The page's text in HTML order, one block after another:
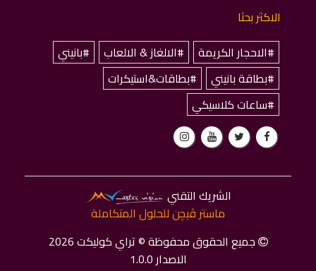
الاكثر بحثا
#الاحجار الكريمة
#الالغاز & الالعاب
#بانيني
#بطاقة بانيني
#بطاقات&استيكرات
#ساعات كلاسيكي
الشريك التقني
ماستر ﭬﻴﭽﻦ للحلول المتكاملة
جميع الحقوق محفوظة © تراي كوليكت 2026
الاصدار 1.0.0